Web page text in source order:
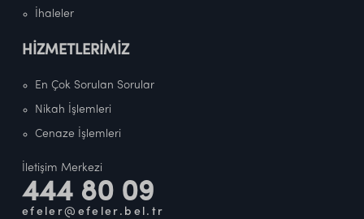
İhaleler
HİZMETLERİMİZ
En Çok Sorulan Sorular
Nikah İşlemleri
Cenaze İşlemleri
İletişim Merkezi
444 80 09
efeler@efeler.bel.tr